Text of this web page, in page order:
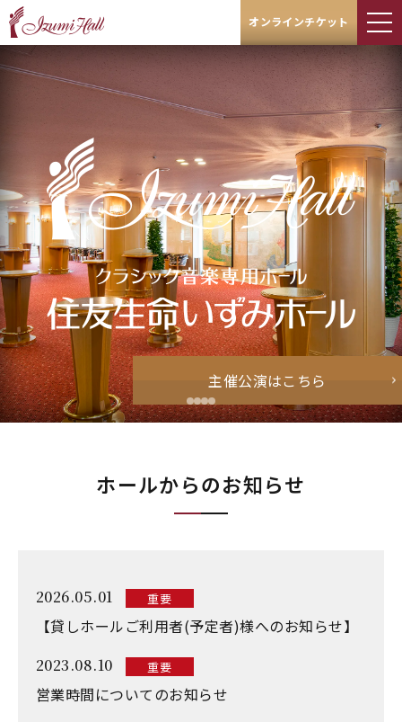
オンラインチケット
主催公演はこちら
ホールからのお知らせ
2026.05.01 重要
【貸しホールご利用者(予定者)様へのお知らせ】
2023.08.10 重要
営業時間についてのお知らせ